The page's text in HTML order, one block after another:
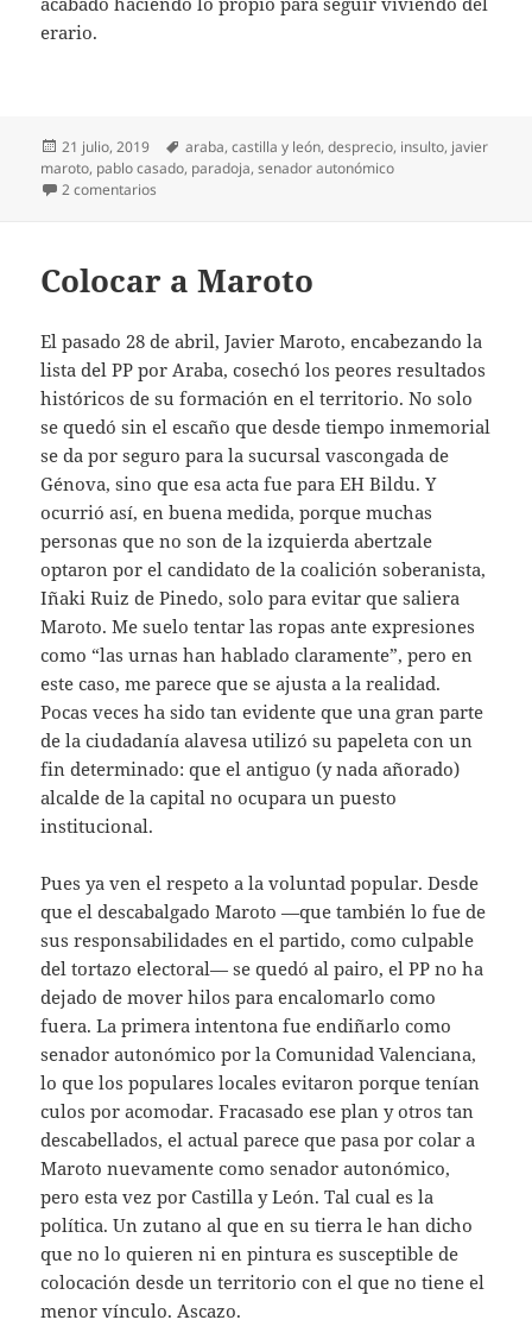
erario.
Publicado
el
21 julio, 2019 Etiquetas
araba,castilla y león,desprecio, insulto, javier
maroto, pablo casado, paradoja,senador autonómico
2 comentarios
Colocar a Maroto
El pasado 28 de abril, Javier Maroto, encabezando la
lista del PP por Araba, cosechó los peores resultados
históricos de su formación en el territorio. No solo
se quedó sin el escaño que desde tiempo inmemorial
se da por seguro para la sucursal vascongada de
Génova, sino que esa acta fue para EH Bildu. Y
ocurrió así, en buena medida, porque muchas
personas que no son de la izquierda abertzale
optaron por el candidato de la coalición soberanista,
Iñaki Ruiz de Pinedo, solo para evitar que saliera
Maroto. Me suelo tentar las ropas ante expresiones
como “las urnas han hablado claramente”, pero en
este caso, me parece que se ajusta a la realidad.
Pocas veces ha sido tan evidente que una gran parte
de la ciudadanía alavesa utilizó su papeleta con un
fin determinado: que el antiguo (y nada añorado)
alcalde de la capital no ocupara un puesto
institucional.
Pues ya ven el respeto a la voluntad popular. Desde
que el descabalgado Maroto —que también lo fue de
sus responsabilidades en el partido, como culpable
del tortazo electoral— se quedó al pairo, el PP no ha
dejado de mover hilos para encalomarlo como
fuera. La primera intentona fue endiñarlo como
senador autonómico por la Comunidad Valenciana,
lo que los populares locales evitaron porque tenían
culos por acomodar. Fracasado ese plan y otros tan
descabellados, el actual parece que pasa por colar a
Maroto nuevamente como senador autonómico,
pero esta vez por Castilla y León. Tal cual es la
política. Un zutano al que en su tierra le han dicho
que no lo quieren ni en pintura es susceptible de
colocación desde un territorio con el que no tiene el
menor vínculo. Ascazo.